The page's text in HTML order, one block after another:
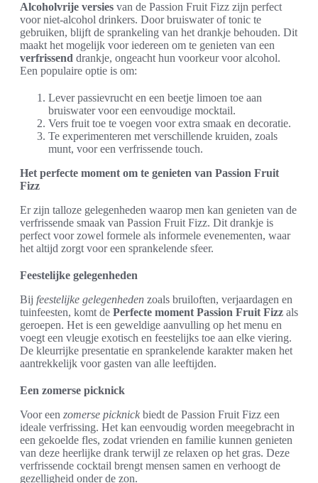
Alcoholvrije versies van de Passion Fruit Fizz zijn perfect
voor niet-alcohol drinkers. Door bruiswater of tonic te
gebruiken, blijft de sprankeling van het drankje behouden. Dit
maakt het mogelijk voor iedereen om te genieten van een
verfrissend drankje, ongeacht hun voorkeur voor alcohol.
Een populaire optie is om:
Lever passievrucht en een beetje limoen toe aan
bruiswater voor een eenvoudige mocktail.
Vers fruit toe te voegen voor extra smaak en decoratie.
Te experimenteren met verschillende kruiden, zoals
munt, voor een verfrissende touch.
Het perfecte moment om te genieten van Passion Fruit
Fizz
Er zijn talloze gelegenheden waarop men kan genieten van de
verfrissende smaak van Passion Fruit Fizz. Dit drankje is
perfect voor zowel formele als informele evenementen, waar
het altijd zorgt voor een sprankelende sfeer.
Feestelijke gelegenheden
Bij feestelijke gelegenheden zoals bruiloften, verjaardagen en
tuinfeesten, komt de Perfecte moment Passion Fruit Fizz als
geroepen. Het is een geweldige aanvulling op het menu en
voegt een vleugje exotisch en feestelijks toe aan elke viering.
De kleurrijke presentatie en sprankelende karakter maken het
aantrekkelijk voor gasten van alle leeftijden.
Een zomerse picknick
Voor een zomerse picknick biedt de Passion Fruit Fizz een
ideale verfrissing. Het kan eenvoudig worden meegebracht in
een gekoelde fles, zodat vrienden en familie kunnen genieten
van deze heerlijke drank terwijl ze relaxen op het gras. Deze
verfrissende cocktail brengt mensen samen en verhoogt de
gezelligheid onder de zon.